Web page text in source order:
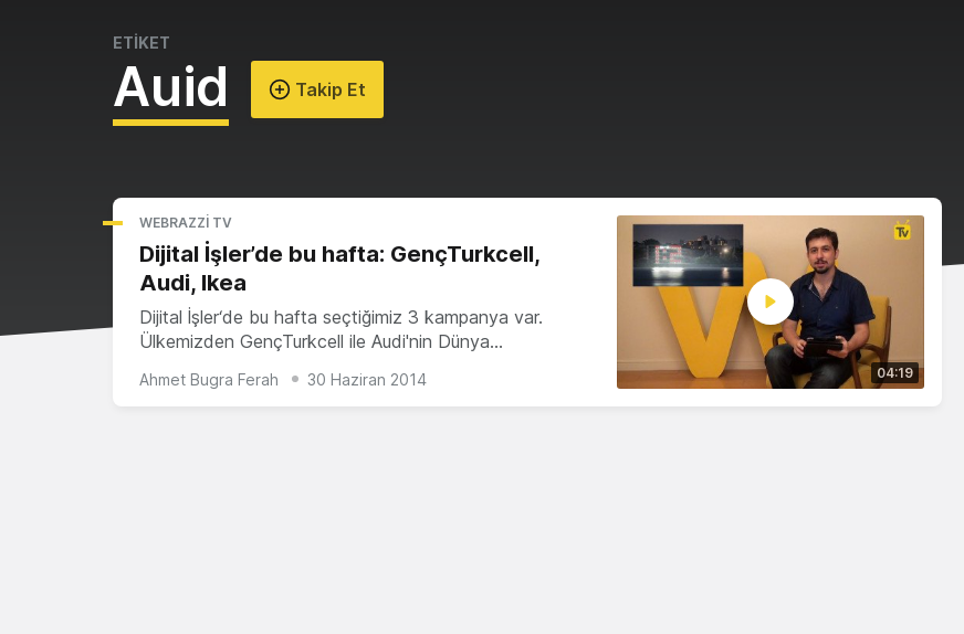
ETİKET
Auid Takip Et
WEBRAZZI TV
Dijital İşler’de bu hafta: GençTurkcell,
Audi, Ikea
Dijital İşler‘de bu hafta seçtiğimiz 3 kampanya var.
Ülkemizden GençTurkcell ile Audi'nin Dünya…
04:19
Ahmet Bugra Ferah 30 Haziran 2014